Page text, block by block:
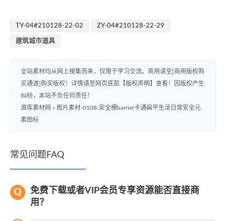
TY-04#210128-22-02 ZY-04#210128-22-29
建筑城市道具
全站素材均从网上搜集而来，仅限于学习交流。商用请至[商用版权购
买通道]购买版权！详情请至网页底部【版权声明】查看！因版权产生
纠纷，本站不负任何责任！
源库素材网 » 图片素材-0108-安全栅barrier卡通扁平生活日常安全元
素图标
常见问题FAQ
免费下载或者VIP会员专享资源能否直接商
用？